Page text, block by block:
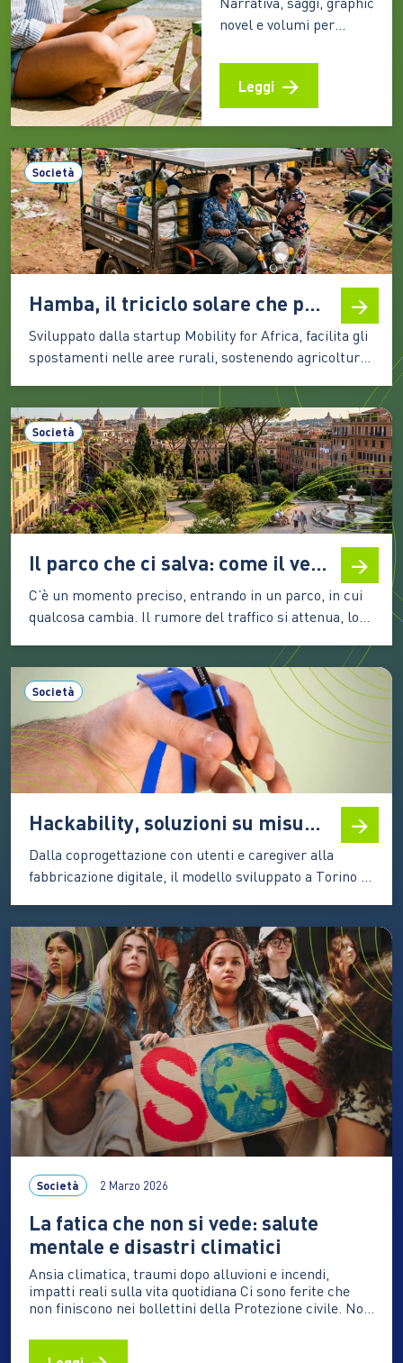
novel e volumi per
prospettive diverse
sulla crisi ecologica e
sul rapporto tra
persone e ambiente. I
titoli premiati dal
Premio Demetra 2026
diventano una selezione
utile per riflettere su
clima, turismo, natura e
giustizia ambientale
anche in vacanza C’è chi
mette in valigia un…
Leggi
Società
Hamba, il triciclo solare che porta mobilità nelle campagne africane
Sviluppato dalla startup Mobility for Africa, facilita gli
spostamenti nelle aree rurali, sostenendo agricoltura,
delle emissioni In molte aree rurali dell’Africa
spostarsi rappresenta ancora una delle principali
difficoltà per chi coltiva la terra, gestisce una piccola
attività commerciale o deve raggiungere scuole e
servizi…
Società
Il parco che ci salva: come il verde urbano cambia la salute delle persone
C’è un momento preciso, entrando in un parco, in cui
qualcosa cambia. Il rumore del traffico si attenua, lo
sensazione soggettiva: è una risposta fisiologica. Il
corpo umano, immerso nel verde, reagisce in modo
diverso rispetto a quando è circondato…
Società
Hackability, soluzioni su misura per la disabilità grazie alla stampa 3D
Dalla coprogettazione con utenti e caregiver alla
fabbricazione digitale, il modello sviluppato a Torino è
un’intuizione in un modello riconosciuto di innovazione
sociale: progettare e realizzare soluzioni per la
disabilità partendo dai bisogni concreti delle persone,
…
Società 2 Marzo 2026
La fatica che non si vede: salute
mentale e disastri climatici
Ansia climatica, traumi dopo alluvioni e incendi,
impatti reali sulla vita quotidiana Ci sono ferite che
non finiscono nei bollettini della Protezione civile. Non
di pioggia o in ettari bruciati. Eppure restano:
insonnia, ipervigilanza, irritabilità, paura del